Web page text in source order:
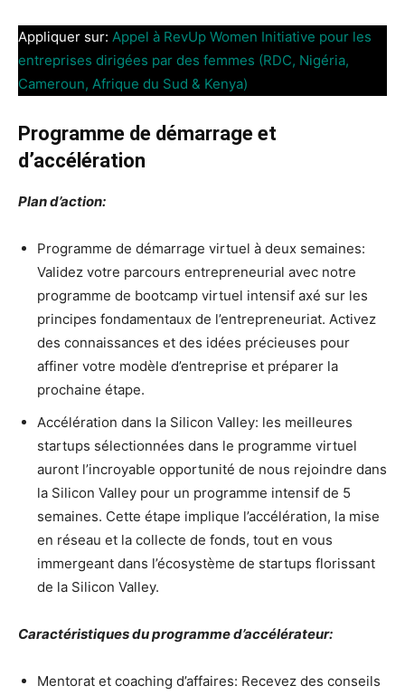
Appliquer sur: Appel à RevUp Women Initiative pour les
entreprises dirigées par des femmes (RDC, Nigéria,
Cameroun, Afrique du Sud & Kenya)
Programme de démarrage et
d’accélération
Plan d’action:
Programme de démarrage virtuel à deux semaines:
Validez votre parcours entrepreneurial avec notre
programme de bootcamp virtuel intensif axé sur les
principes fondamentaux de l’entrepreneuriat. Activez
des connaissances et des idées précieuses pour
affiner votre modèle d’entreprise et préparer la
prochaine étape.
Accélération dans la Silicon Valley: les meilleures
startups sélectionnées dans le programme virtuel
auront l’incroyable opportunité de nous rejoindre dans
la Silicon Valley pour un programme intensif de 5
semaines. Cette étape implique l’accélération, la mise
en réseau et la collecte de fonds, tout en vous
immergeant dans l’écosystème de startups florissant
de la Silicon Valley.
Caractéristiques du programme d’accélérateur:
Mentorat et coaching d’affaires: Recevez des conseils